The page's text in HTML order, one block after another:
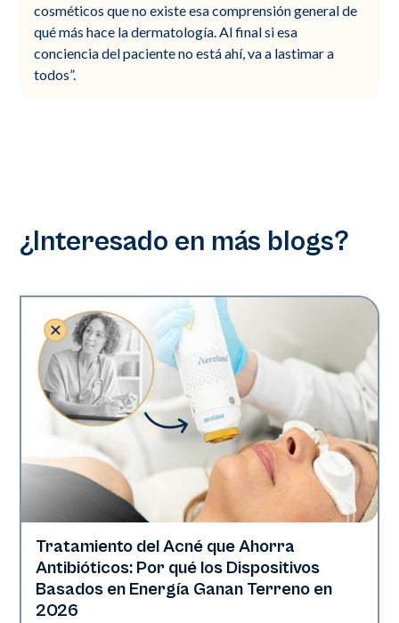
cosméticos que no existe esa comprensión general de
qué más hace la dermatología. Al final si esa
conciencia del paciente no está ahí, va a lastimar a
todos”.
¿Interesado en más blogs?
Salud de la piel
Tratamiento del Acné que Ahorra
Antibióticos: Por qué los Dispositivos
Basados en Energía Ganan Terreno en
2026